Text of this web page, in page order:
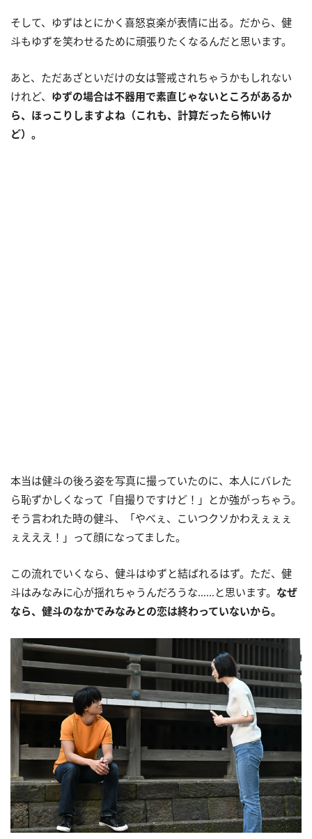
そして、ゆずはとにかく喜怒哀楽が表情に出る。だから、健
斗もゆずを笑わせるために頑張りたくなるんだと思います。
あと、ただあざといだけの女は警戒されちゃうかもしれない
けれど、 ゆずの場合は不器用で素直じゃないところがあるか
ら、ほっこりしますよね（これも、計算だったら怖いけ
ど）。
本当は健斗の後ろ姿を写真に撮っていたのに、本人にバレた
ら恥ずかしくなって「自撮りですけど！」とか強がっちゃう。
そう言われた時の健斗、「やべぇ、こいつクソかわえぇぇぇ
ぇえええ！」って顔になってました。
この流れでいくなら、健斗はゆずと結ばれるはず。ただ、健
斗はみなみに心が揺れちゃうんだろうな……と思います。 なぜ
なら、健斗のなかでみなみとの恋は終わっていないから。